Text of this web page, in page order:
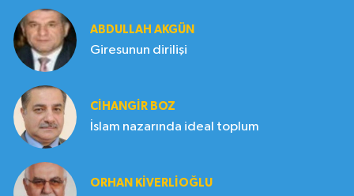
ABDULLAH AKGÜN
Giresunun dirilişi
CIHANGIR BOZ
İslam nazarında ideal toplum
ORHAN KIVERLIOĞLU